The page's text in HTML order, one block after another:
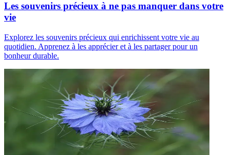
Les souvenirs précieux à ne pas manquer dans votre
vie
Explorez les souvenirs précieux qui enrichissent votre vie au
quotidien. Apprenez à les apprécier et à les partager pour un
bonheur durable.